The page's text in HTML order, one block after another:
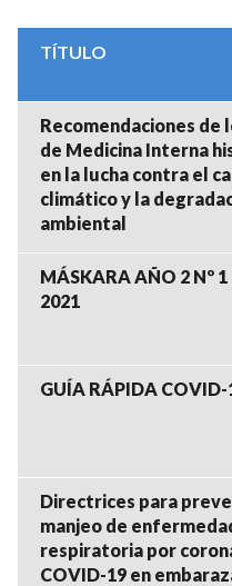
TÍTULO
Recomendaciones de
de Medicina Interna
en la lucha contra el
climático y la
ambiental
MÁSKARA AÑO 2 Nº 1
2021
GUÍA RÁPIDA COVID-
Directrices para
manjeo de
respiratoria por
COVID-19 en